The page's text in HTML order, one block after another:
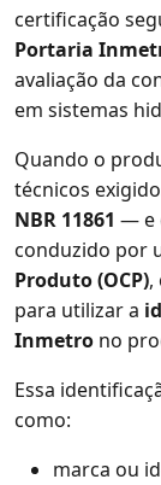
certificação
Portaria
avaliação da
em sistemas
Quando o
técnicos
NBR 11861 — e
conduzido por
Produto (OCP),
para utilizar a
Inmetro no
Essa
como:
marca ou